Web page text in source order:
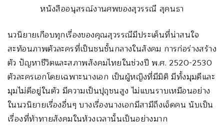
หนังสืออนุสรณ์งานศพของสุวรรณี สุคนธา
นวนิยายเกือบทุกเรื่องของคุณสุวรรณีมีประเด็นที่น่าสนใจ
สะท้อนภาพตัวละครที่เป็นชนชั้นกลางในสังคม การก่อร่างสร้าง
ตัว ปัญหาชีวิตและสภาพสังคมไทยในช่วงปี พ.ศ. 2520-2530
ตัวละครเอกโดยเฉพาะนางเอก เป็นผู้หญิงที่มีมิติ มีทั้งมุมดีและ
มุมไม่ดีอยู่ในตัว มีความเป็นปุถุชนสูง ไม่แบนราบเหมือนอย่าง
ในนวนิยายเรื่องอื่นๆ บางเรื่องนางเอกมีสามีถึงเจ็ดคน นับเป็น
เรื่องที่ท้าทายสังคมในห้วงเวลานั้นเป็นอย่างมาก